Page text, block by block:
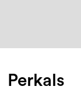
Perkals